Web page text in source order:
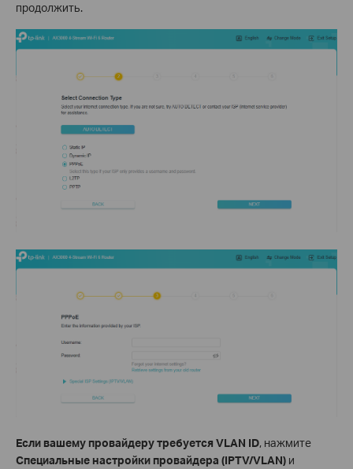
продолжить.
Если вашему провайдеру требуется VLAN ID, нажмите
Специальные настройки провайдера (IPTV/VLAN) и